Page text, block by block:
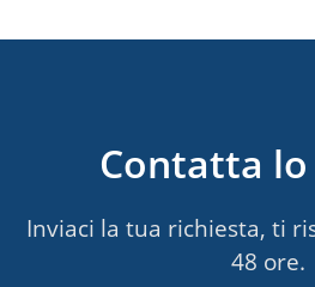
Contatta
Inviaci la tua richiesta, ti
48 ore.